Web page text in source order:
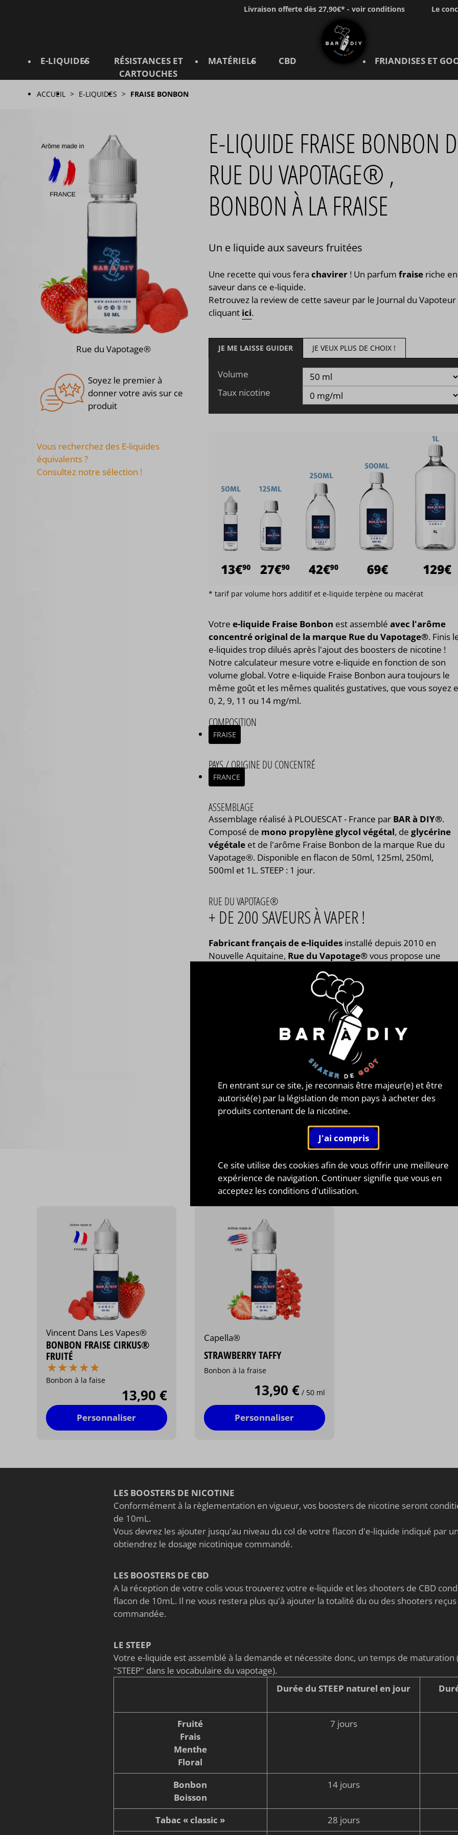
Livraison offerte dès 27,90€* - voir conditions Le
E-LIQUIDES
RÉSISTANCES ET
CARTOUCHES
MATÉRIELS CBD FRIANDISES ET
ACCUEIL E-LIQUIDES FRAISE BONBON
E-LIQUIDE FRAISE BONBON
RUE DU VAPOTAGE® ,
BONBON À LA FRAISE
Un e liquide aux saveurs fruitées
Une recette qui vous ferachavirer ! Un parfumfraise riche en
saveur dans ce e-liquide.
Retrouvez la review de cette saveur par le Journal du
cliquant ici.
JE ME LAISSE GUIDER JE VEUX PLUS DE CHOIX !
Volume
Taux nicotine
* tarif par volume hors additif et e-liquide terpène ou macérat
Votree-liquide Fraise Bonbon est assembléavec l'arôme
concentré original de la marque Rue du Vapotage®. Finis
e-liquides trop dilués après l'ajout des boosters de nicotine !
Notre calculateur mesure votre e-liquide en fonction de son
volume global. Votre e-liquide Fraise Bonbon aura toujours le
même goût et les mêmes qualités gustatives, que vous soyez
0, 2, 9, 11 ou 14 mg/ml.
COMPOSITION
FRAISE
PAYS / ORIGINE DU CONCENTRÉ
FRANCE
ASSEMBLAGE
Assemblage réalisé à PLOUESCAT - France par BAR à DIY®.
Composé de mono propylène glycol végétal, deglycérine
végétale et de l'arôme Fraise Bonbon de la marque Rue du
Vapotage®. Disponible en flacon de 50ml, 125ml, 250ml,
500ml et 1L. STEEP : 1 jour.
RUE DU VAPOTAGE®
+ DE 200 SAVEURS À VAPER !
Fabricant français de e-liquides installé depuis 2010 en
Nouvelle Aquitaine, Rue du Vapotage®vous propose une
plus de 200 saveurs d'eliquides
fruitées, gourmandes, classiques, cocktails ou encore
mentholées ! Vous n’avez plus qu’à choisir et vous laisser
! Rue du Vapotage® vous proposedes saveurs que vous ne
comme des saveurs d’aromates
tels que le romarin, la lavande, la verveine et d’autres plus
exclusifs les uns que les autres. Rue du Vapotage® propose un
large choix de mono-arômes, peu importe vos envies : Fruits
? Epices ? Floraux ? Aromates ? Classique ? Vous le trouverez ici
Voir tous les E-liquides de la marque Rue du
Rue du Vapotage®
Soyez le premier à
donner votre avis sur ce
produit
Vous recherchez des E-liquides
équivalents ?
Consultez notre sélection !
CES ARTICLES POURRAIENT AUSSI VOUS
Vincent Dans Les Vapes®
BONBON FRAISE CIRKUS®
FRUITÉ
⋆⋆⋆⋆⋆
⋆⋆⋆⋆⋆
Bonbon à la faise
13,90 €
Personnaliser
Capella®
STRAWBERRY TAFFY
Bonbon à la fraise
13,90 € / 50 ml
Personnaliser
LES BOOSTERS DE NICOTINE
Conformément à la règlementation en vigueur, vos boosters de nicotine seront
de 10mL.
Vous devrez les ajouter jusqu'au niveau du col de votre flacon d'e-liquide indiqué par
obtiendrez le dosage nicotinique commandé.
LES BOOSTERS DE CBD
A la réception de votre colis vous trouverez votre e-liquide et les shooters de CBD
flacon de 10mL. Il ne vous restera plus qu'à ajouter la totalité du ou des shooters
commandée.
LE STEEP
Votre e-liquide est assemblé à la demande et nécessite donc, un temps de
"STEEP" dans le vocabulaire du vapotage).
Durée du STEEP naturel en jour
Fruité
Frais
Menthe
Floral
7 jours
Bonbon
Boisson
14 jours
Tabac « classic » 28 jours
En entrant sur ce site, je reconnais être majeur(e) et être
autorisé(e) par la législation de mon pays à acheter des
produits contenant de la nicotine.
Ce site utilise des cookies afin de vous offrir une meilleure
expérience de navigation. Continuer signifie que vous en
acceptez les conditions d'utilisation.